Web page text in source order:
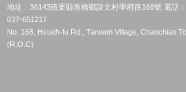
地址：36143苗栗縣造橋鄉談文村學府路168號 電話
037-651217
No. 168, Hsueh-fu Rd., Tanwen Village, Chaochiao
(R.O.C)